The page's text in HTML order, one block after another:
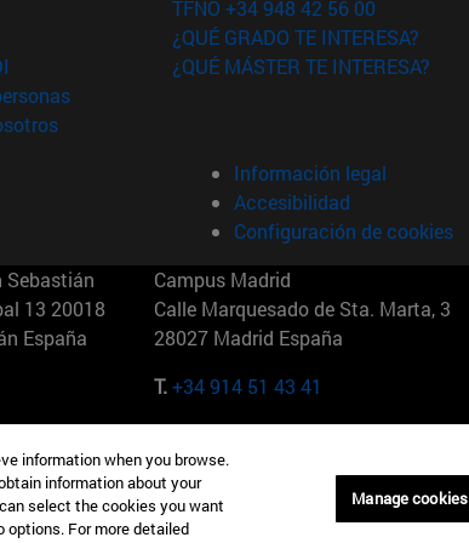
en nueva ventana)
nueva ventana)
(abre en nueva ventana)
(abre en nueva ventana)
(abre en nueva ventana)
TFNO +34 948 42 56 00
¿QUÉ GRADO TE INTERESA?
¿QUÉ MÁSTER TE INTERESA?
Información legal
Accesibilidad
Configuración de cookies
Sebastián
13 20018
España
Campus Madrid
Calle Marquesado de Sta. Marta, 3
28027 Madrid España
T.+34 914 51 43 41
Nueva York Maria-Theresia-Straße 15 81675
Múnich Alemania
information when you browse.
information about your
select the cookies you want
options. For more detailed
Manage cookies